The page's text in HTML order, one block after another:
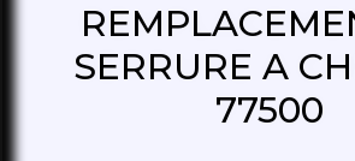
SERRURE A
77500